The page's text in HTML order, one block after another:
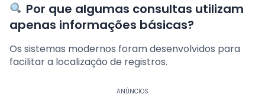
Por que algumas consultas utilizam
apenas informações básicas?
Os sistemas modernos foram desenvolvidos para
facilitar a localização de registros.
ANÚNCIOS